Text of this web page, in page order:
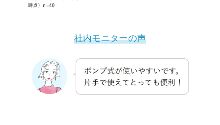
社内モニターの声